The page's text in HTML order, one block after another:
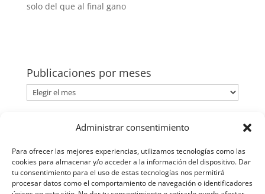
Administrar consentimiento
Para ofrecer las mejores experiencias, utilizamos tecnologías como las
cookies para almacenar y/o acceder a la información del dispositivo. Dar
tu consentimiento para el uso de estas tecnologías nos permitirá
procesar datos como el comportamiento de navegación o identificadores
solo del que al final gano
Publicaciones por meses
Publicaciones
por
Categorías